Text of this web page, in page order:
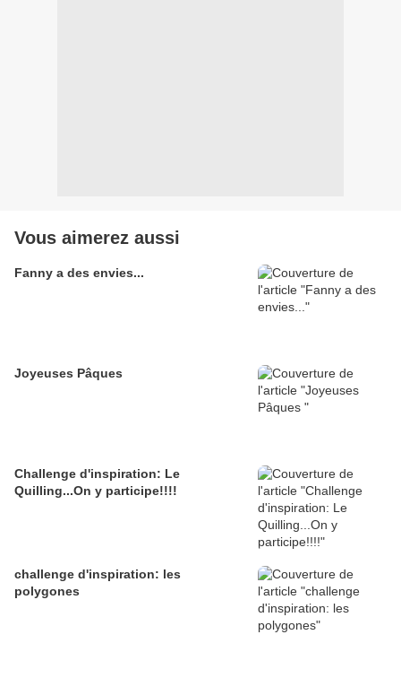
Vous aimerez aussi
Fanny a des envies...
Joyeuses Pâques
Challenge d'inspiration: Le
Quilling...On y participe!!!!
challenge d'inspiration: les
polygones